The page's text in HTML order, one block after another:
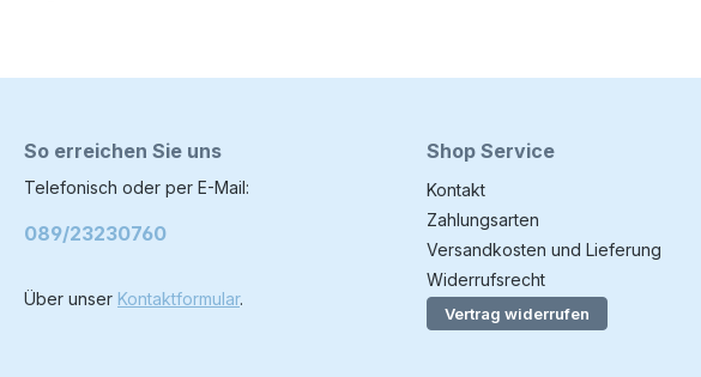
So erreichen Sie uns
Telefonisch oder per E-Mail:
089/23230760
Über unser Kontaktformular.
Shop Service
Kontakt
Zahlungsarten
Versandkosten und Lieferung
Widerrufsrecht
Vertrag widerrufen